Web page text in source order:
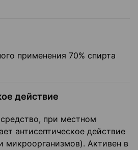
применения 70% спирта
действие
при местном
антисептическое действие
микроорганизмов). Активен в